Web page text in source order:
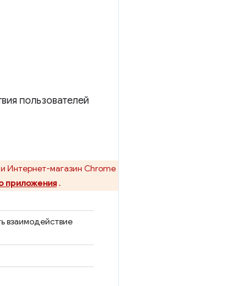
пользователей
Интернет-магазин Chrome
приложения .
взаимодействие